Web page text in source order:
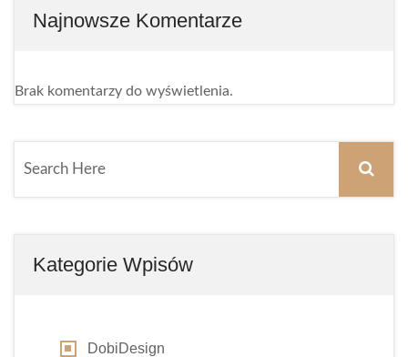
Najnowsze Komentarze
Brak komentarzy do wyświetlenia.
Kategorie Wpisów
DobiDesign